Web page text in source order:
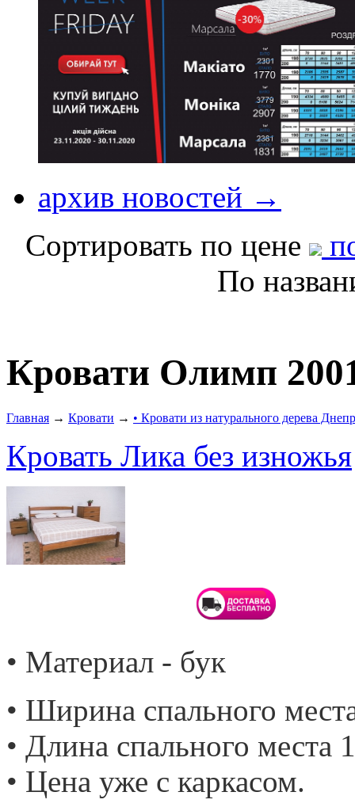
архив новостей →
Сортировать по цене
По
Кровати Олимп
Главная → Кровати → • Кровати из натурального дерева Днепр
Кровать Лика без изножья
• Материал - бук
• Ширина спального
• Длина спального места
• Цена уже с каркасом.